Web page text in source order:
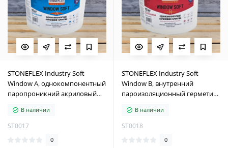
STONEFLEX Industry Soft
Window A, однокомпонентный
паропроникний акриловый
монтажного шва викон и
дверей, 10 кг
В наличии
ST0017
0
STONEFLEX Industry Soft
Window B, внутренний
пароизоляционный герметик
В наличии
ST0018
0